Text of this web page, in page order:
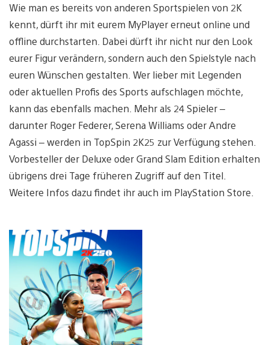
Wie man es bereits von anderen Sportspielen von 2K
kennt, dürft ihr mit eurem MyPlayer erneut online und
offline durchstarten. Dabei dürft ihr nicht nur den Look
eurer Figur verändern, sondern auch den Spielstyle nach
euren Wünschen gestalten. Wer lieber mit Legenden
oder aktuellen Profis des Sports aufschlagen möchte,
kann das ebenfalls machen. Mehr als 24 Spieler –
darunter Roger Federer, Serena Williams oder Andre
Agassi – werden in TopSpin 2K25 zur Verfügung stehen.
Vorbesteller der Deluxe oder Grand Slam Edition erhalten
übrigens drei Tage früheren Zugriff auf den Titel.
Weitere Infos dazu findet ihr auch im PlayStation Store.